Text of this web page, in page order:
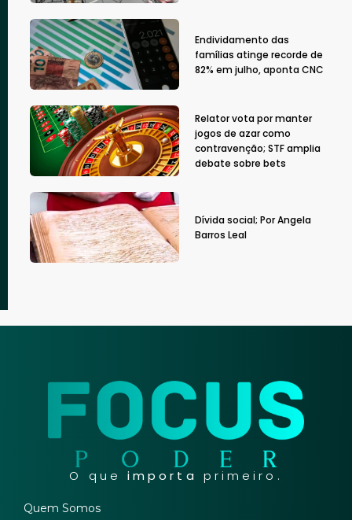
Endividamento das
famílias atinge recorde de
82% em julho, aponta CNC
Relator vota por manter
jogos de azar como
contravenção; STF amplia
debate sobre bets
Dívida social; Por Angela
Barros Leal
O que importa primeiro.
Quem Somos